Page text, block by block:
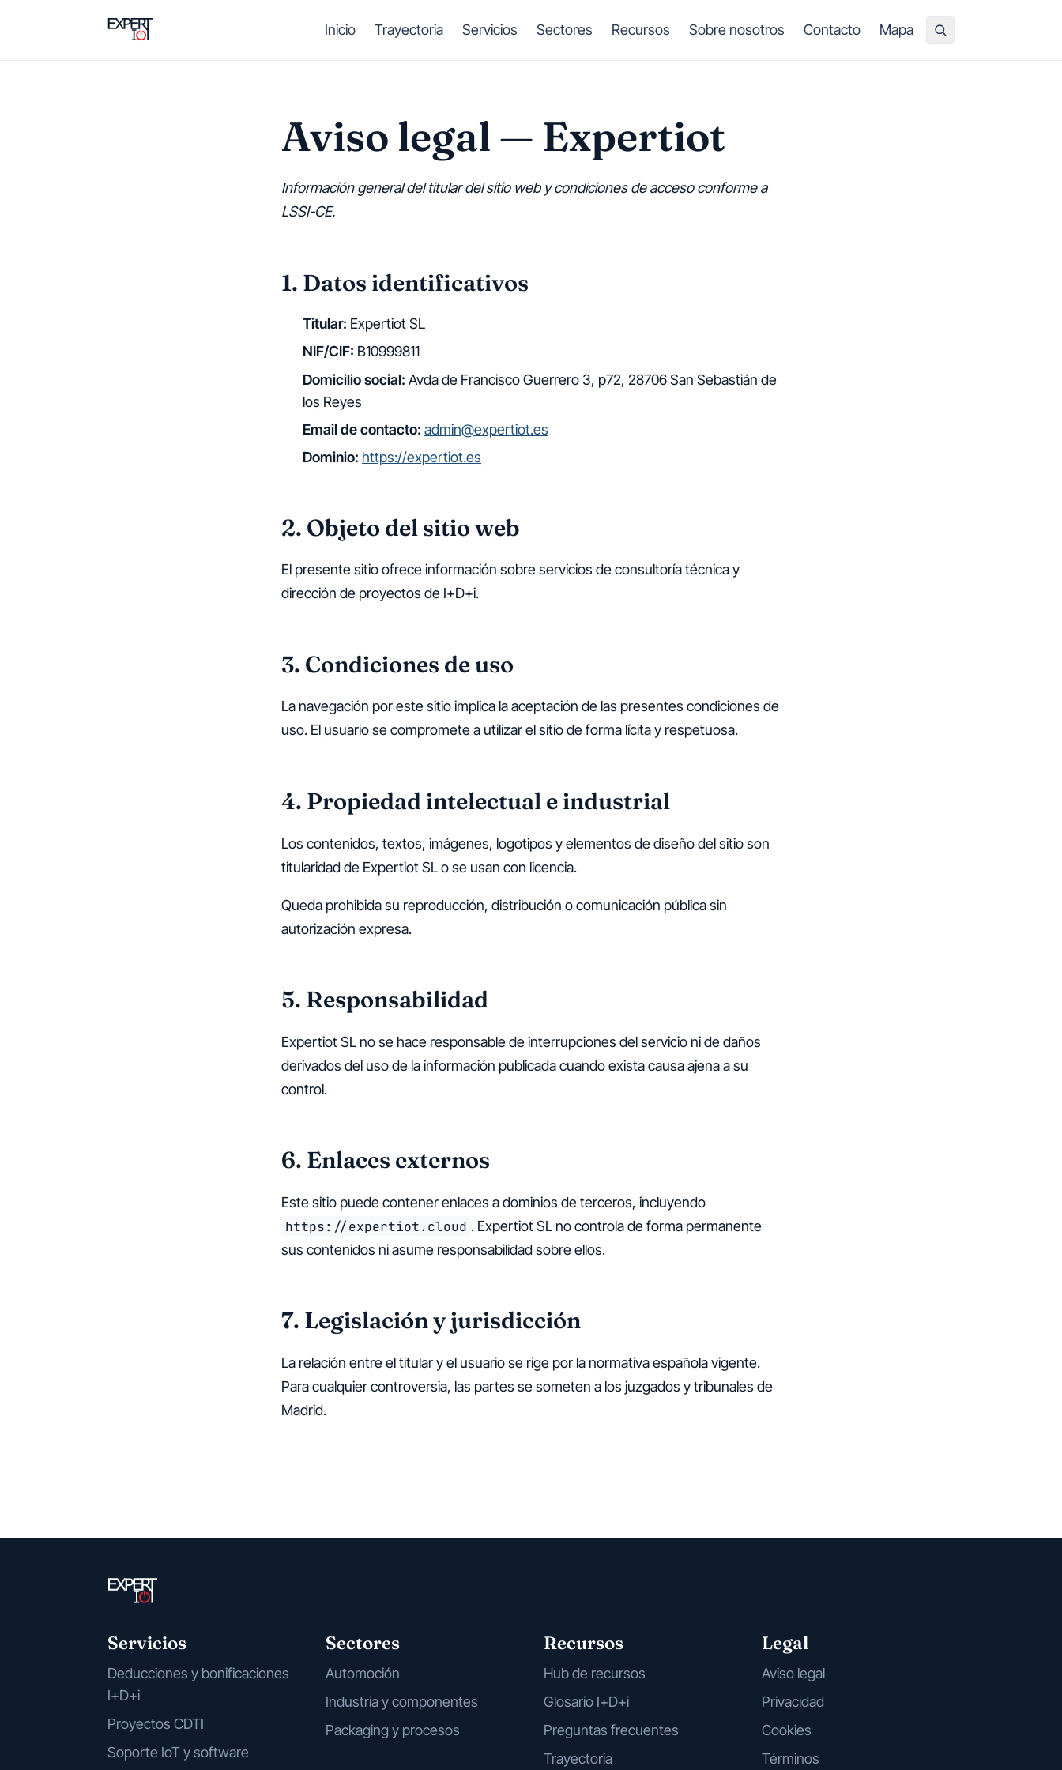
Inicio
Trayectoria Servicios Sectores Recursos Sobre nosotros Contacto Mapa
Aviso legal — Expertiot
Información general del titular del sitio web y condiciones de acceso conforme a
LSSI-CE.
1. Datos identificativos
Titular: Expertiot SL
NIF/CIF: B10999811
Domicilio social: Avda de Francisco Guerrero 3, p72, 28706 San Sebastián de
los Reyes
Email de contacto: admin@expertiot.es
Dominio: https://expertiot.es
2. Objeto del sitio web
El presente sitio ofrece información sobre servicios de consultoría técnica y
dirección de proyectos de I+D+i.
3. Condiciones de uso
La navegación por este sitio implica la aceptación de las presentes condiciones de
uso. El usuario se compromete a utilizar el sitio de forma lícita y respetuosa.
4. Propiedad intelectual e industrial
Los contenidos, textos, imágenes, logotipos y elementos de diseño del sitio son
titularidad de Expertiot SL o se usan con licencia.
Queda prohibida su reproducción, distribución o comunicación pública sin
autorización expresa.
5. Responsabilidad
Expertiot SL no se hace responsable de interrupciones del servicio ni de daños
derivados del uso de la información publicada cuando exista causa ajena a su
control.
6. Enlaces externos
Este sitio puede contener enlaces a dominios de terceros, incluyendo
https://expertiot.cloud . Expertiot SL no controla de forma permanente
sus contenidos ni asume responsabilidad sobre ellos.
7. Legislación y jurisdicción
La relación entre el titular y el usuario se rige por la normativa española vigente.
Para cualquier controversia, las partes se someten a los juzgados y tribunales de
Madrid.
Servicios
Deducciones y bonificaciones
I+D+i
Proyectos CDTI
Soporte IoT y software
Sectores
Automoción
Industria y componentes
Packaging y procesos
Recursos
Hub de recursos
Glosario I+D+i
Preguntas frecuentes
Trayectoria
Legal
Aviso legal
Privacidad
Cookies
Términos